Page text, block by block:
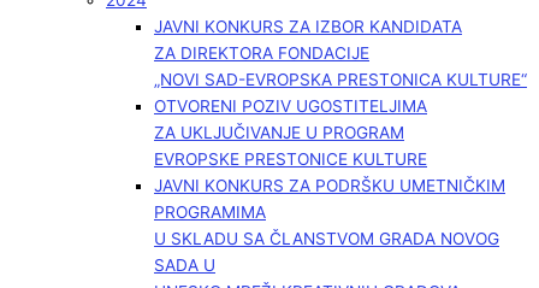
JAVNI KONKURS ZA IZBOR KANDIDATA
ZA DIREKTORA FONDACIJE
„NOVI SAD-EVROPSKA PRESTONICA KULTURE“
OTVORENI POZIV UGOSTITELJIMA
ZA UKLJUČIVANJE U PROGRAM
EVROPSKE PRESTONICE KULTURE
JAVNI KONKURS ZA PODRŠKU UMETNIČKIM
PROGRAMIMA
U SKLADU SA ČLANSTVOM GRADA NOVOG
SADA U